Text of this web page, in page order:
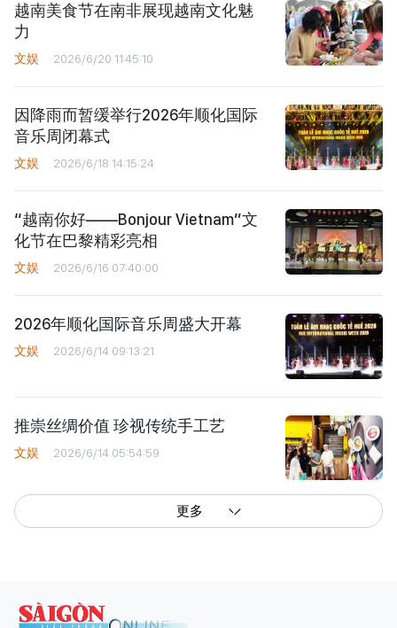
越南美食节在南非展现越南文化魅
力
文娱 2026/6/20 11:45:10
因降雨而暂缓举行2026年顺化国际
音乐周闭幕式
文娱 2026/6/18 14:15:24
“越南你好——Bonjour Vietnam”文
化节在巴黎精彩亮相
文娱 2026/6/16 07:40:00
2026年顺化国际音乐周盛大开幕
文娱 2026/6/14 09:13:21
推崇丝绸价值 珍视传统手工艺
文娱 2026/6/14 05:54:59
更多